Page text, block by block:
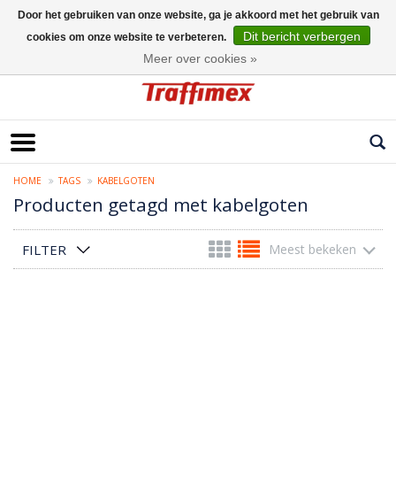
HOME TAGS KABELGOTEN
Producten getagd met kabelgoten
FILTER Meest bekeken
Door het gebruiken van onze website, ga je akkoord met het gebruik van
cookies om onze website te verbeteren.
Dit bericht verbergen
Meer over cookies »